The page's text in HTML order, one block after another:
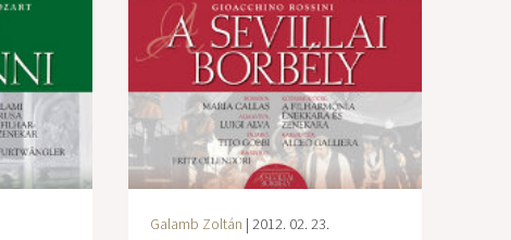
Galamb Zoltán | 2012. 02. 23.